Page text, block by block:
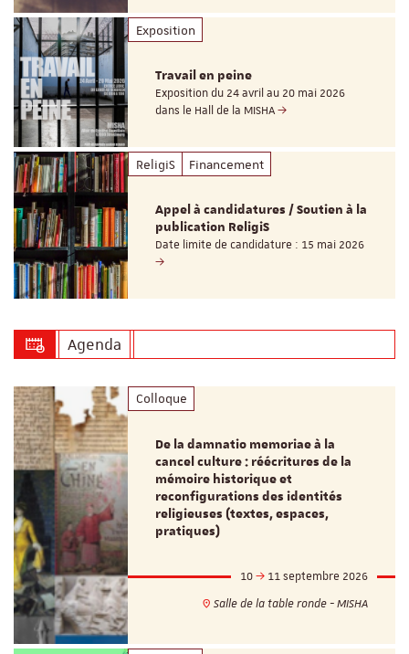
Exposition
Travail en peine
Exposition du 24 avril au 20 mai 2026
dans le Hall de la MISHA
ReligiS Financement
Appel à candidatures / Soutien à la
publication ReligiS
Date limite de candidature : 15 mai 2026
Agenda
Colloque
De la damnatio memoriae à la
cancel culture : réécritures de la
mémoire historique et
reconfigurations des identités
religieuses (textes, espaces,
pratiques)
10
11 septembre 2026
Salle de la table ronde - MISHA